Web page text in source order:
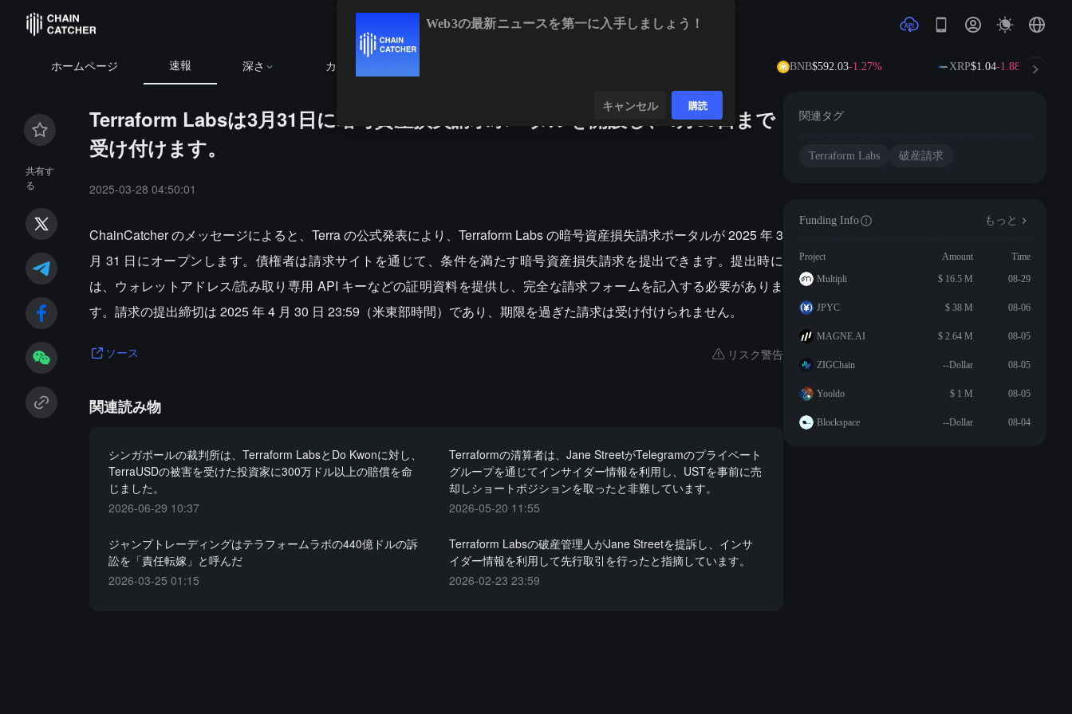
ホームページ 速報 深さ カレンダー BNB$592.03-1.27% XRP$1.04-1.88%
共有す
る
Terraform Labsは3月31日に暗号資産損失請求ポータルを開設し、4月30日まで
受け付けます。
2025-03-28 04:50:01
ChainCatcher のメッセージによると、Terra の公式発表により、Terraform Labs の暗号資産損失請求ポータルが 2025 年 3
月 31 日にオープンします。債権者は請求サイトを通じて、条件を満たす暗号資産損失請求を提出できます。提出時に
は、ウォレットアドレス/読み取り専用 API キーなどの証明資料を提供し、完全な請求フォームを記入する必要がありま
す。請求の提出締切は 2025 年 4 月 30 日 23:59（米東部時間）であり、期限を過ぎた請求は受け付けられません。
ソース リスク警告
関連読み物
シンガポールの裁判所は、Terraform LabsとDo Kwonに対し、
TerraUSDの被害を受けた投資家に300万ドル以上の賠償を命
じました。
2026-06-29 10:37
Terraformの清算者は、Jane StreetがTelegramのプライベート
グループを通じてインサイダー情報を利用し、USTを事前に売
却しショートポジションを取ったと非難しています。
2026-05-20 11:55
ジャンプトレーディングはテラフォームラボの440億ドルの訴
訟を「責任転嫁」と呼んだ
2026-03-25 01:15
Terraform Labsの破産管理人がJane Streetを提訴し、インサ
イダー情報を利用して先行取引を行ったと指摘しています。
2026-02-23 23:59
関連タグ
Terraform Labs 破産請求
Funding Info もっと
Project Amount
Time
Multipli
$ 16.5 M 08-29
JPYC $ 38 M 08-06
MAGNE.AI $ 2.64 M 08-05
ZIGChain --Dollar 08-05
Yooldo $ 1 M 08-05
Blockspace --Dollar 08-04
Web3の最新ニュースを第一に入手しましょう！
キャンセル 購読